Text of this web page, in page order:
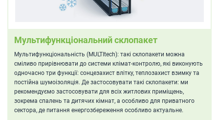
Мультифункціональний склопакет
Мультифункціональність (MULTItech): такі склопакети можна
сміливо прирівнювати до системи клімат-контролю, які виконують
одночасно три функції: сонцезахист влітку, теплозахист взимку та
постійна шумоізоляція. Де застосовувати такі склопакети: ми
рекомендуємо застосовувати для всіх житлових приміщень,
зокрема спалень та дитячих кімнат, а особливо для приватного
сектора, де питання енергозбереження особливо актуальне.